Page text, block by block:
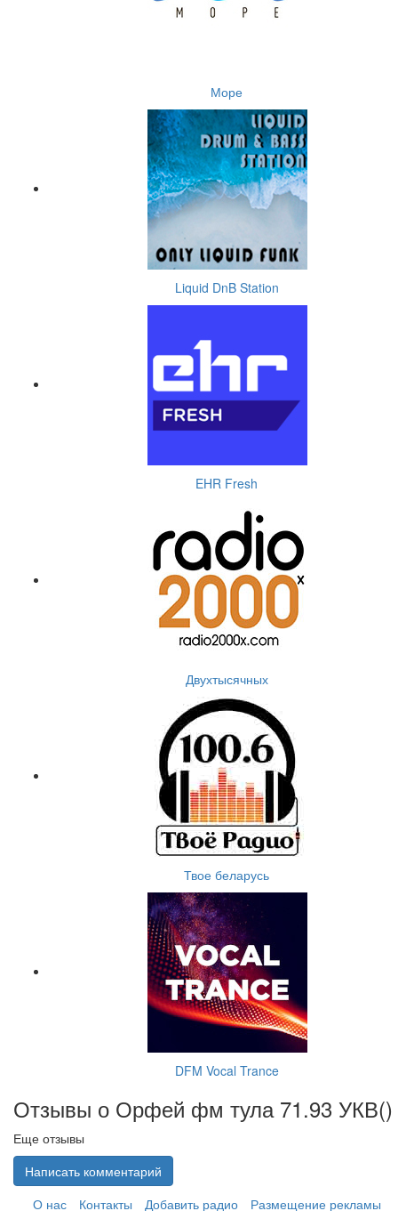
Море
Liquid DnB Station
EHR Fresh
Двухтысячных
Твое беларусь
DFM Vocal Trance
Отзывы о Орфей фм тула 71.93 УКВ()
Еще отзывы
Написать комментарий
О нас
Контакты Добавить радио Размещение рекламы